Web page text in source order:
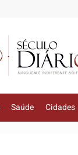
Saúde Cidades